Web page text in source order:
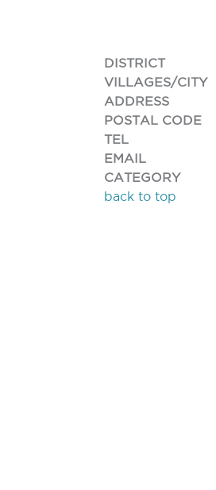
DISTRICT
VILLAGES/CITY
ADDRESS
POSTAL CODE
TEL
EMAIL
CATEGORY
back to top